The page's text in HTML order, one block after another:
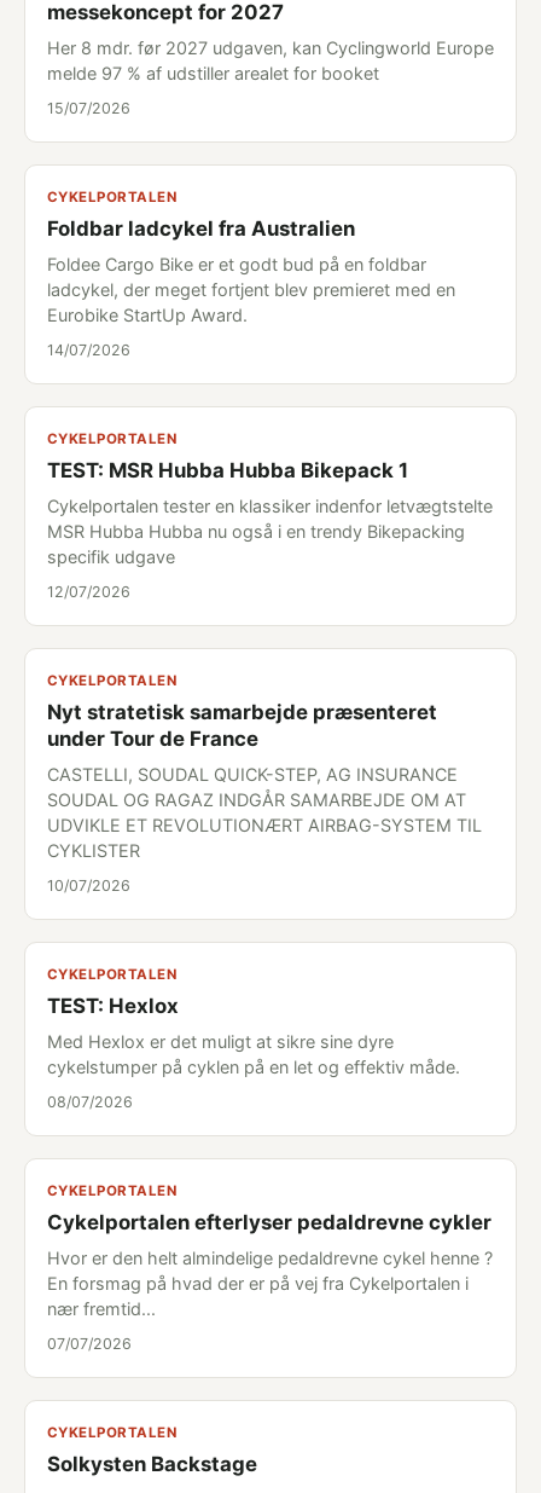
messekoncept for 2027
Her 8 mdr. før 2027 udgaven, kan Cyclingworld Europe
melde 97 % af udstiller arealet for booket
15/07/2026
CYKELPORTALEN
Foldbar ladcykel fra Australien
Foldee Cargo Bike er et godt bud på en foldbar
ladcykel, der meget fortjent blev premieret med en
Eurobike StartUp Award.
14/07/2026
CYKELPORTALEN
TEST: MSR Hubba Hubba Bikepack 1
Cykelportalen tester en klassiker indenfor letvægtstelte
MSR Hubba Hubba nu også i en trendy Bikepacking
specifik udgave
12/07/2026
CYKELPORTALEN
Nyt stratetisk samarbejde præsenteret
under Tour de France
CASTELLI, SOUDAL QUICK-STEP, AG INSURANCE
SOUDAL OG RAGAZ INDGÅR SAMARBEJDE OM AT
UDVIKLE ET REVOLUTIONÆRT AIRBAG-SYSTEM TIL
CYKLISTER
10/07/2026
CYKELPORTALEN
TEST: Hexlox
Med Hexlox er det muligt at sikre sine dyre
cykelstumper på cyklen på en let og effektiv måde.
08/07/2026
CYKELPORTALEN
Cykelportalen efterlyser pedaldrevne cykler
Hvor er den helt almindelige pedaldrevne cykel henne ?
En forsmag på hvad der er på vej fra Cykelportalen i
nær fremtid...
07/07/2026
CYKELPORTALEN
Solkysten Backstage